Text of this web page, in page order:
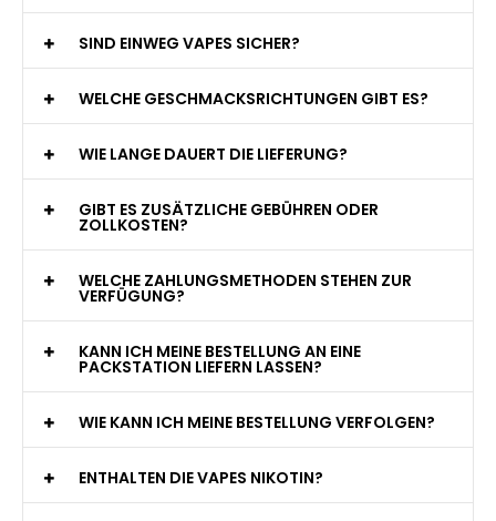
SIND EINWEG VAPES SICHER?
WELCHE GESCHMACKSRICHTUNGEN GIBT ES?
WIE LANGE DAUERT DIE LIEFERUNG?
GIBT ES ZUSÄTZLICHE GEBÜHREN ODER
ZOLLKOSTEN?
WELCHE ZAHLUNGSMETHODEN STEHEN ZUR
VERFÜGUNG?
KANN ICH MEINE BESTELLUNG AN EINE
PACKSTATION LIEFERN LASSEN?
WIE KANN ICH MEINE BESTELLUNG VERFOLGEN?
ENTHALTEN DIE VAPES NIKOTIN?